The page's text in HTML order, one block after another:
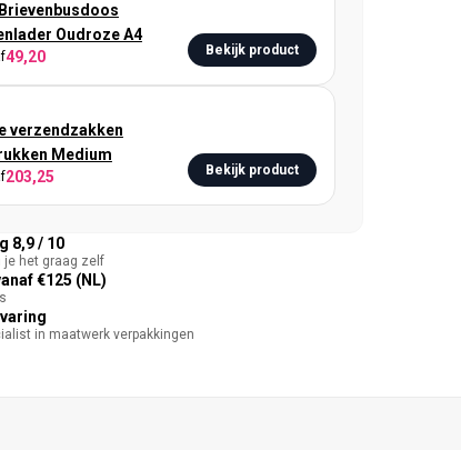
Oudroze A4
49,20 Bekijk product
verzendzakken
Medium
203,25 Bekijk product
8,9 / 10
je het graag zelf
€125 (NL)
in maatwerk verpakkingen